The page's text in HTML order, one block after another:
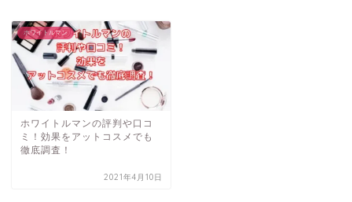
ホワイトルマン
ホワイトルマンの評判や口コ
ミ！効果をアットコスメでも
徹底調査！
2021年4月10日